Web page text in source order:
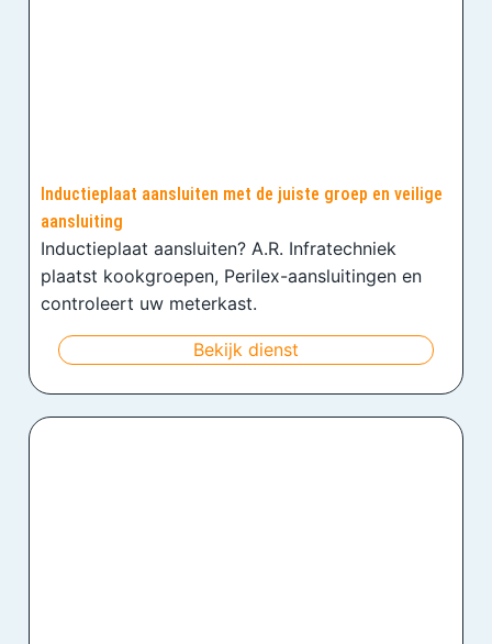
Inductieplaat aansluiten met de juiste groep en veilige
aansluiting
Inductieplaat aansluiten? A.R. Infratechniek
plaatst kookgroepen, Perilex-aansluitingen en
controleert uw meterkast.
Bekijk dienst